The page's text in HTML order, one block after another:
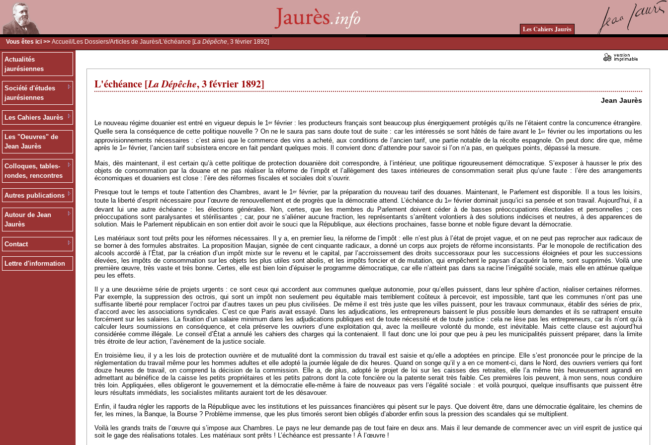
Les Cahiers Jaurès
Vous êtes ici >> Accueil /Les Dossiers/Articles de Jaurès/L'échéance [La Dépêche, 3 février 1892]
Actualités
jaurésiennes
Société d'études
jaurésiennes
Les Cahiers Jaurès
Les "Oeuvres" de
Jean Jaurès
Colloques, tables-
rondes, rencontres
Autres publications
Autour de Jean
Jaurès
Contact
Lettre d'information
L'échéance [La Dépêche, 3 février 1892]
Jean Jaurès
Le nouveau régime douanier est entré en vigueur depuis le 1 erfévrier : les producteurs français sont beaucoup plus énergiquement protégés qu’ils ne l’étaient contre la concurrence étrangère.
Quelle sera la conséquence de cette politique nouvelle ? On ne le saura pas sans doute tout de suite : car les intéressés se sont hâtés de faire avant le 1er février ou les importations ou les
approvisionnements nécessaires : c’est ainsi que le commerce des vins a acheté, aux conditions de l’ancien tarif, une partie notable de la récolte espagnole. On peut donc dire que, même
après le 1 er février, l’ancien tarif subsistera encore en fait pendant quelques mois. Il convient donc d’attendre pour savoir si l’on n’a pas, en quelques points, dépassé la mesure.
Mais, dès maintenant, il est certain qu’à cette politique de protection douanière doit correspondre, à l’intérieur, une politique rigoureusement démocratique. S’exposer à hausser le prix des
objets de consommation par la douane et ne pas réaliser la réforme de l’impôt et l’allègement des taxes intérieures de consommation serait plus qu’une faute : l’ère des arrangements
économiques et douaniers est close : l’ère des réformes fiscales et sociales doit s’ouvrir.
Presque tout le temps et toute l’attention des Chambres, avant le 1er février, par la préparation du nouveau tarif des douanes. Maintenant, le Parlement est disponible. Il a tous les loisirs,
toute la liberté d’esprit nécessaire pour l’œuvre de renouvellement et de progrès que la démocratie attend. L’échéance du 1erfévrier dominait jusqu’ici sa pensée et son travail. Aujourd’hui, il a
devant lui une autre échéance : les élections générales. Non, certes, que les membres du Parlement doivent céder à de basses préoccupations électorales et personnelles ; ces
préoccupations sont paralysantes et stérilisantes ; car, pour ne s’aliéner aucune fraction, les représentants s’arrêtent volontiers à des solutions indécises et neutres, à des apparences de
solution. Mais le Parlement républicain en son entier doit avoir le souci que la République, aux élections prochaines, fasse bonne et noble figure devant la démocratie.
Les matériaux sont tout prêts pour les réformes nécessaires. Il y a, en premier lieu, la réforme de l’impôt : elle n’est plus à l’état de projet vague, et on ne peut pas reprocher aux radicaux de
se borner à des formules abstraites. La proposition Maujan, signée de cent cinquante radicaux, a donné un corps aux projets de réforme inconsistants. Par le monopole de rectification des
alcools accordé à l’État, par la création d’un impôt mixte sur le revenu et le capital, par l’accroissement des droits successoraux pour les successions éloignées et pour les successions
élevées, les impôts de consommation sur les objets les plus utiles sont abolis, et les impôts foncier et de mutation, qui empêchent le paysan d’acquérir la terre, sont supprimés. Voilà une
première œuvre, très vaste et très bonne. Certes, elle est bien loin d’épuiser le programme démocratique, car elle n’atteint pas dans sa racine l’inégalité sociale, mais elle en atténue quelque
peu les effets.
Il y a une deuxième série de projets urgents : ce sont ceux qui accordent aux communes quelque autonomie, pour qu’elles puissent, dans leur sphère d’action, réaliser certaines réformes.
Par exemple, la suppression des octrois, qui sont un impôt non seulement peu équitable mais terriblement coûteux à percevoir, est impossible, tant que les communes n’ont pas une
suffisante liberté pour remplacer l’octroi par d’autres taxes un peu plus civilisées. De même il est très juste que les villes puissent, pour les travaux communaux, établir des séries de prix,
d’accord avec les associations syndicales. C’est ce que Paris avait essayé. Dans les adjudications, les entrepreneurs baissent le plus possible leurs demandes et ils se rattrapent ensuite
forcément sur les salaires. La fixation d’un salaire minimum dans les adjudications publiques est de toute nécessité et de toute justice : cela ne lèse pas les entrepreneurs, car ils n’ont qu’à
calculer leurs soumissions en conséquence, et cela préserve les ouvriers d’une exploitation qui, avec la meilleure volonté du monde, est inévitable. Mais cette clause est aujourd’hui
considérée comme illégale. Le conseil d’État a annulé les cahiers des charges qui la contenaient. Il faut donc une loi pour que peu à peu les municipalités puissent préparer, dans la limite
très étroite de leur action, l’avènement de la justice sociale.
En troisième lieu, il y a les lois de protection ouvrière et de mutualité dont la commission du travail est saisie et qu’elle a adoptées en principe. Elle s’est prononcée pour le principe de la
réglementation du travail même pour les hommes adultes et elle adopté la journée légale de dix heures. Quand on songe qu’il y a en ce moment-ci, dans le Nord, des ouvriers verriers qui font
douze heures de travail, on comprend la décision de la commission. Elle a, de plus, adopté le projet de loi sur les caisses des retraites, elle l’a même très heureusement agrandi en
admettant au bénéfice de la caisse les petits propriétaires et les petits patrons dont la cote foncière ou la patente serait très faible. Ces premières lois peuvent, à mon sens, nous conduire
très loin. Appliquées, elles obligeront le gouvernement et la démocratie elle-même à faire de nouveaux pas vers l’égalité sociale : et voilà pourquoi, quelque insuffisants que puissent être
leurs résultats immédiats, les socialistes militants auraient tort de les désavouer.
Enfin, il faudra régler les rapports de la République avec les institutions et les puissances financières qui pèsent sur le pays. Que doivent être, dans une démocratie égalitaire, les chemins de
fer, les mines, la Banque, la Bourse ? Problème immense, que les plus timorés seront bien obligés d’aborder enfin sous la pression des scandales qui se multiplient.
Voilà les grands traits de l’œuvre qui s’impose aux Chambres. Le pays ne leur demande pas de tout faire en deux ans. Mais il leur demande de commencer avec un viril esprit de justice qui
soit le gage des réalisations totales. Les matériaux sont prêts ! L’échéance est pressante ! À l’œuvre !